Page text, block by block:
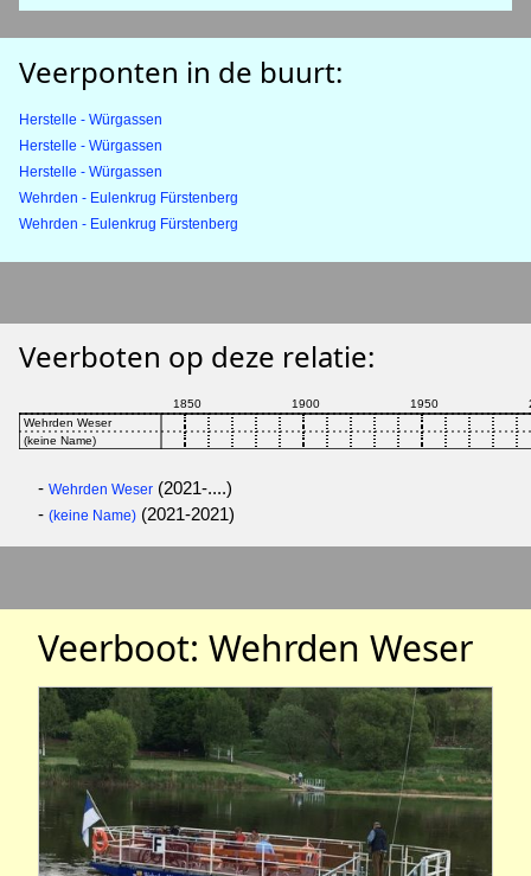
Veerponten in de buurt:
Herstelle - Würgassen
Herstelle - Würgassen
Herstelle - Würgassen
Wehrden - Eulenkrug Fürstenberg
Wehrden - Eulenkrug Fürstenberg
Veerboten op deze relatie:
- Wehrden Weser (2021-....)
- (keine Name) (2021-2021)
Veerboot: Wehrden Weser